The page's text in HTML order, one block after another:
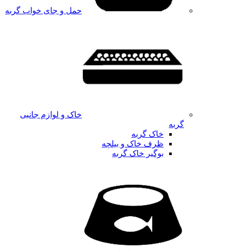
حمل و جای خواب گربه
خاک و لوازم جانبی
گربه
خاک گربه
ظرف خاک و بیلچه
بوگیر خاک گربه